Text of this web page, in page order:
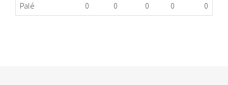
Palé
0 0 0 0 0